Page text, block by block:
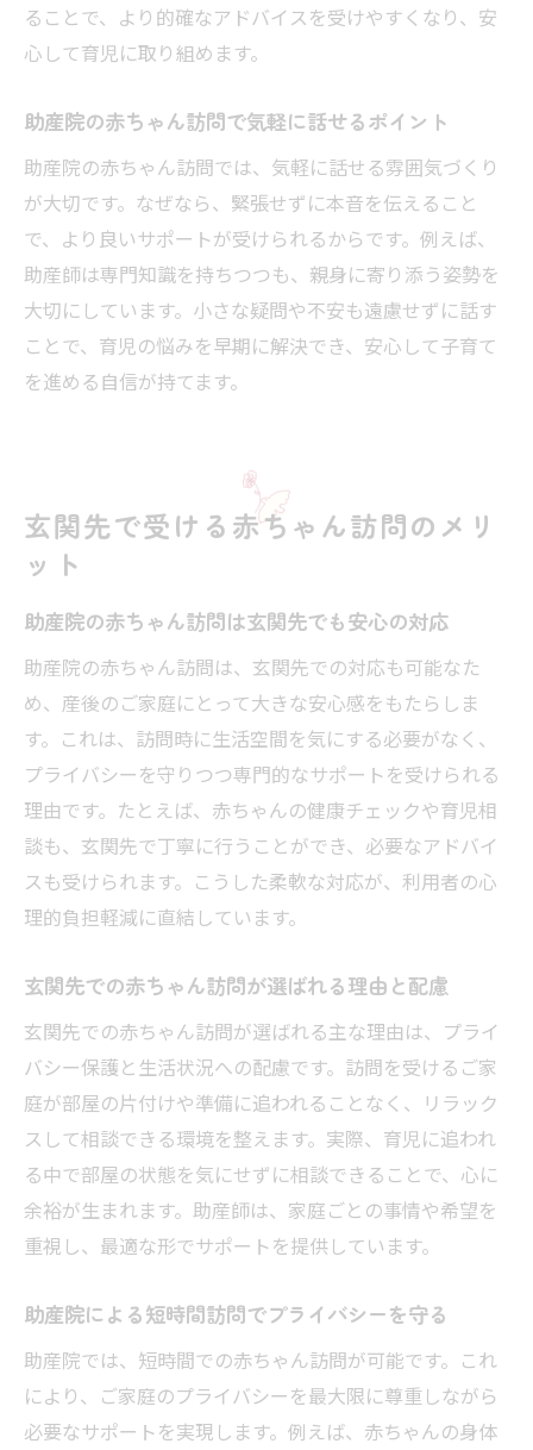
ることで、より的確なアドバイスを受けやすくなり、安
心して育児に取り組めます。
助産院の赤ちゃん訪問で気軽に話せるポイント
助産院の赤ちゃん訪問では、気軽に話せる雰囲気づくり
が大切です。なぜなら、緊張せずに本音を伝えること
で、より良いサポートが受けられるからです。例えば、
助産師は専門知識を持ちつつも、親身に寄り添う姿勢を
大切にしています。小さな疑問や不安も遠慮せずに話す
ことで、育児の悩みを早期に解決でき、安心して子育て
を進める自信が持てます。
玄関先で受ける赤ちゃん訪問のメリ
ット
助産院の赤ちゃん訪問は玄関先でも安心の対応
助産院の赤ちゃん訪問は、玄関先での対応も可能なた
め、産後のご家庭にとって大きな安心感をもたらしま
す。これは、訪問時に生活空間を気にする必要がなく、
プライバシーを守りつつ専門的なサポートを受けられる
理由です。たとえば、赤ちゃんの健康チェックや育児相
談も、玄関先で丁寧に行うことができ、必要なアドバイ
スも受けられます。こうした柔軟な対応が、利用者の心
理的負担軽減に直結しています。
玄関先での赤ちゃん訪問が選ばれる理由と配慮
玄関先での赤ちゃん訪問が選ばれる主な理由は、プライ
バシー保護と生活状況への配慮です。訪問を受けるご家
庭が部屋の片付けや準備に追われることなく、リラック
スして相談できる環境を整えます。実際、育児に追われ
る中で部屋の状態を気にせずに相談できることで、心に
余裕が生まれます。助産師は、家庭ごとの事情や希望を
重視し、最適な形でサポートを提供しています。
助産院による短時間訪問でプライバシーを守る
助産院では、短時間での赤ちゃん訪問が可能です。これ
により、ご家庭のプライバシーを最大限に尊重しながら
必要なサポートを実現します。例えば、赤ちゃんの身体